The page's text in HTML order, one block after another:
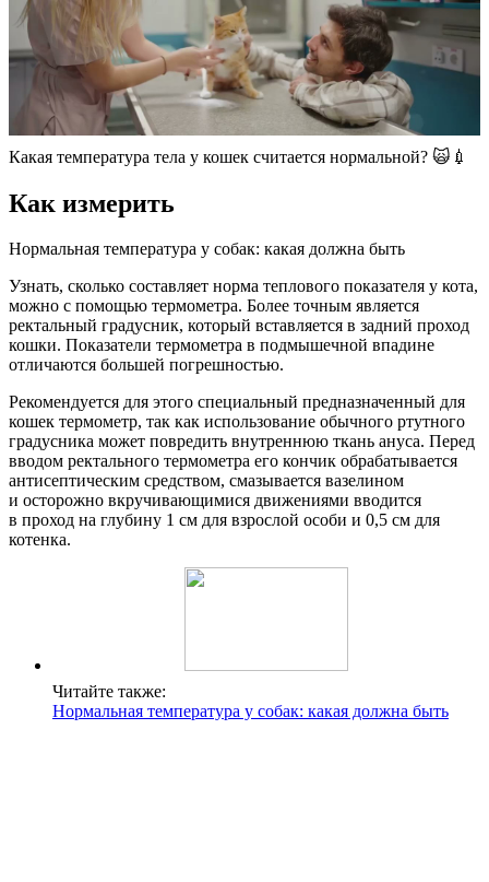
Какая температура тела у кошек считается нормальной? 🙀💉
Как измерить
Нормальная температура у собак: какая должна быть
Узнать, сколько составляет норма теплового показателя у кота,
можно с помощью термометра. Более точным является
ректальный градусник, который вставляется в задний проход
кошки. Показатели термометра в подмышечной впадине
отличаются большей погрешностью.
Рекомендуется для этого специальный предназначенный для
кошек термометр, так как использование обычного ртутного
градусника может повредить внутреннюю ткань ануса. Перед
вводом ректального термометра его кончик обрабатывается
антисептическим средством, смазывается вазелином
и осторожно вкручивающимися движениями вводится
в проход на глубину 1 см для взрослой особи и 0,5 см для
котенка.
Читайте также:
Нормальная температура у собак: какая должна быть